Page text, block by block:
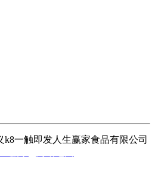
k8一触即发人生赢家食品有限公司